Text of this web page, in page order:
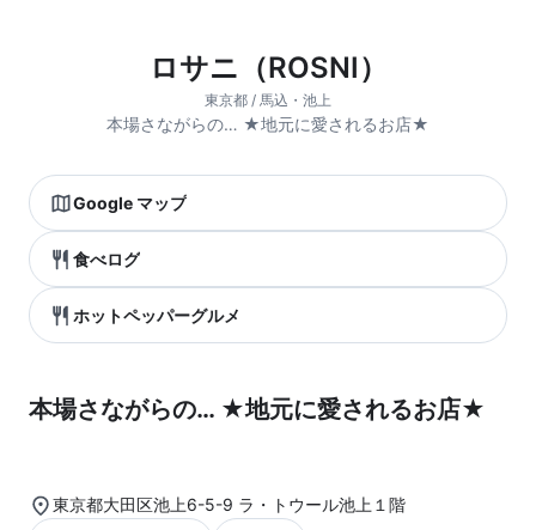
ロサニ（ROSNI）
東京都 / 馬込・池上
本場さながらの… ★地元に愛されるお店★
Google マップ
食べログ
ホットペッパーグルメ
本場さながらの… ★地元に愛されるお店★
東京都大田区池上6-5-9 ラ・トウール池上１階